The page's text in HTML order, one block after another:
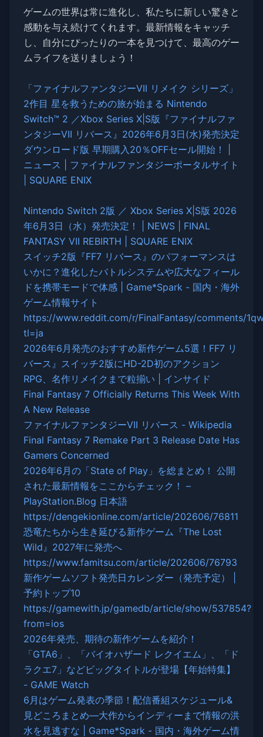
ゲームの世界は常に進化し、私たちに新しい驚きと
感動を与え続けてくれます。最新情報をキャッチ
し、自分にぴったりの一本を見つけて、最高のゲー
ムライフを送りましょう！
「ファイナルファンタジーVII リメイク シリーズ」
2作目 星を救うための旅が始まる Nintendo
Switch™ 2 ／Xbox Series X|S版『ファイナルファ
ンタジーVII リバース』2026年6月3日(水)発売決定
ダウンロード版 早期購入20％OFFセール開始！ |
ニュース | ファイナルファンタジーポータルサイト
| SQUARE ENIX
Nintendo Switch 2版 ／ Xbox Series X|S版 2026
年6月3日（水）発売決定！ | NEWS | FINAL
FANTASY VII REBIRTH | SQUARE ENIX
スイッチ2版『FF7 リバース』のパフォーマンスは
いかに？進化したバトルシステムや広大なフィール
ドを携帯モードで体感 | Game*Spark - 国内・海外
ゲーム情報サイト
https://www.reddit.com/r/FinalFantasy/comments/
tl=ja
2026年6月発売のおすすめ新作ゲーム5選！FF7 リ
バース』スイッチ2版にHD-2D初のアクション
RPG、名作リメイクまで粒揃い | インサイド
Final Fantasy 7 Officially Returns This Week With
A New Release
ファイナルファンタジーVII リバース - Wikipedia
Final Fantasy 7 Remake Part 3 Release Date Has
Gamers Concerned
2026年6月の「State of Play」を総まとめ！ 公開
された最新情報をここからチェック！ –
PlayStation.Blog 日本語
https://dengekionline.com/article/202606/76811
恐竜たちから生き延びる新作ゲーム『The Lost
Wild』2027年に発売へ
https://www.famitsu.com/article/202606/76793
新作ゲームソフト発売日カレンダー（発売予定） |
予約トップ10
https://gamewith.jp/gamedb/article/show/537854?
from=ios
2026年発売、期待の新作ゲームを紹介！
「GTA6」、「バイオハザード レクイエム」、「ド
ラクエ7」などビッグタイトルが登場【年始特集】
- GAME Watch
6月はゲーム発表の季節！配信番組スケジュール&
見どころまとめ―大作からインディーまで情報の洪
水を見逃すな | Game*Spark - 国内・海外ゲーム情